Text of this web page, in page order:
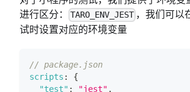
进行区分：
TARO_ENV_JEST ，我们可以
试时设置对应的环境变量
// package.json
scripts :
{
"test" : "jest" ,